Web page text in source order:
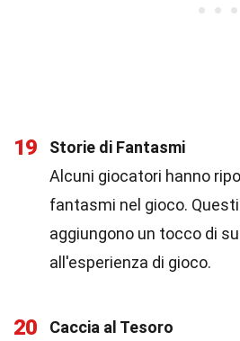
19
Storie di Fantasmi
Alcuni giocatori hanno
fantasmi nel gioco.
aggiungono un tocco di
all'esperienza di gioco.
20
Caccia al Tesoro